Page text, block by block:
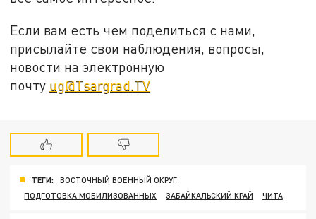
Если вам есть чем поделиться с нами,
присылайте свои наблюдения, вопросы,
новости на электронную
почту ug@Tsargrad.TV
ТЕГИ:
ВОСТОЧНЫЙ ВОЕННЫЙ ОКРУГ
ПОДГОТОВКА МОБИЛИЗОВАННЫХ
ЗАБАЙКАЛЬСКИЙ КРАЙ ЧИТА